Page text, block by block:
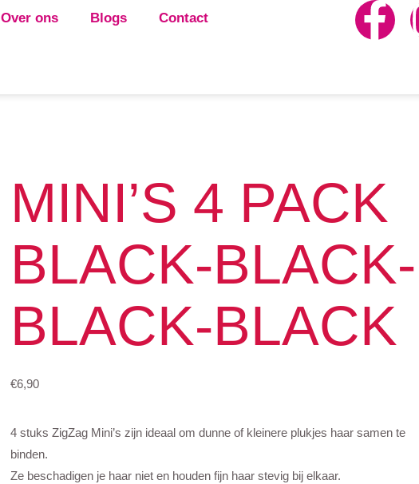
Over ons Blogs Contact
MINI’S 4 PACK
BLACK-BLACK-
BLACK-BLACK
€6,90
4 stuks ZigZag Mini’s zijn ideaal om dunne of kleinere plukjes haar samen te
binden.
Ze beschadigen je haar niet en houden fijn haar stevig bij elkaar.